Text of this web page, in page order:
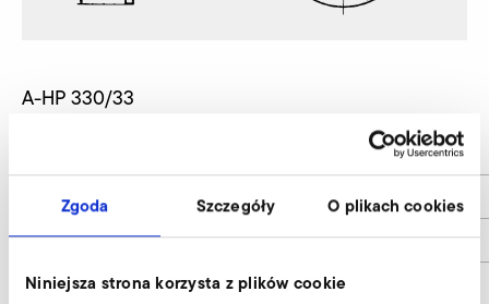
Zgoda Szczegóły O plikach cookies
Niniejsza strona korzysta z plików cookie
A-HP 330/33
d3
d4
140
182
216